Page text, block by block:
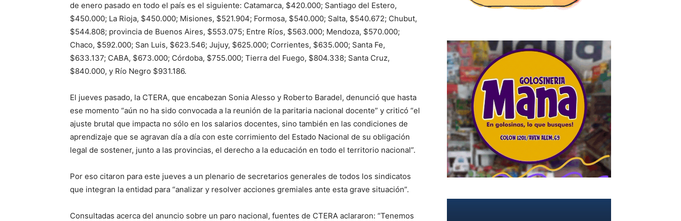
de enero pasado en todo el país es el siguiente: Catamarca, $420.000; Santiago del Estero,
$450.000; La Rioja, $450.000; Misiones, $521.904; Formosa, $540.000; Salta, $540.672; Chubut,
$544.808; provincia de Buenos Aires, $553.075; Entre Ríos, $563.000; Mendoza, $570.000;
Chaco, $592.000; San Luis, $623.546; Jujuy, $625.000; Corrientes, $635.000; Santa Fe,
$633.137; CABA, $673.000; Córdoba, $755.000; Tierra del Fuego, $804.338; Santa Cruz,
$840.000, y Río Negro $931.186.
El jueves pasado, la CTERA, que encabezan Sonia Alesso y Roberto Baradel, denunció que hasta
ese momento “aún no ha sido convocada a la reunión de la paritaria nacional docente” y criticó “el
ajuste brutal que impacta no sólo en los salarios docentes, sino también en las condiciones de
aprendizaje que se agravan día a día con este corrimiento del Estado Nacional de su obligación
legal de sostener, junto a las provincias, el derecho a la educación en todo el territorio nacional”.
Por eso citaron para este jueves a un plenario de secretarios generales de todos los sindicatos
que integran la entidad para “analizar y resolver acciones gremiales ante esta grave situación”.
Consultadas acerca del anuncio sobre un paro nacional, fuentes de CTERA aclararon: “Tenemos